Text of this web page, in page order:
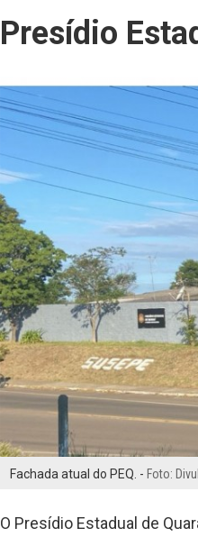
Presídio
Fachada atual do PEQ. - Foto:
O Presídio Estadual de